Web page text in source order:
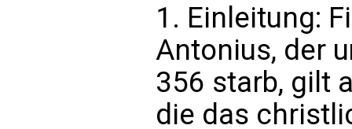
1. Einleitung:
Antonius, der
356 starb, gilt
die das